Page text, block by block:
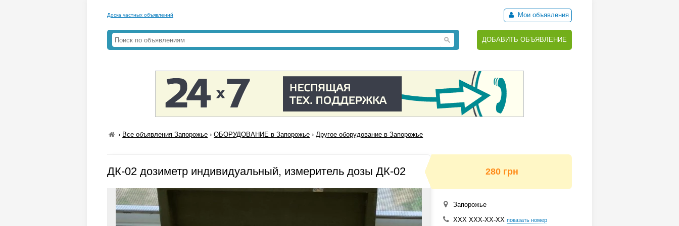
Доска частных объявлений Мои объявления
ДОБАВИТЬ ОБЪЯВЛЕНИЕ
› Все объявления Запорожье ›ОБОРУДОВАНИЕ в Запорожье ›Другое оборудование в Запорожье
ДК-02 дозиметр индивидуальный, измеритель дозы ДК-02 280 грн
Запорожье
ХХХ ХХХ-ХХ-ХХ показать номер